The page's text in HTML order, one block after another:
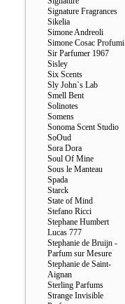
Signature Fragrances
Sikelia
Simone Andreoli
Simone Cosac Profumi
Sir Parfumer 1967
Sisley
Six Scents
Sly John`s Lab
Smell Bent
Solinotes
Somens
Sonoma Scent Studio
SoOud
Sora Dora
Soul Of Mine
Sous le Manteau
Spada
Starck
State of Mind
Stefano Ricci
Stephane Humbert
Lucas 777
Stephanie de Bruijn -
Parfum sur Mesure
Stephanie de Saint-
Aignan
Sterling Parfums
Strange Invisible